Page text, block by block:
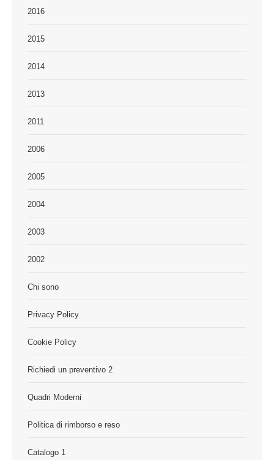
2016
2015
2014
2013
2011
2006
2005
2004
2003
2002
Chi sono
Privacy Policy
Cookie Policy
Richiedi un preventivo 2
Quadri Moderni
Politica di rimborso e reso
Catalogo 1